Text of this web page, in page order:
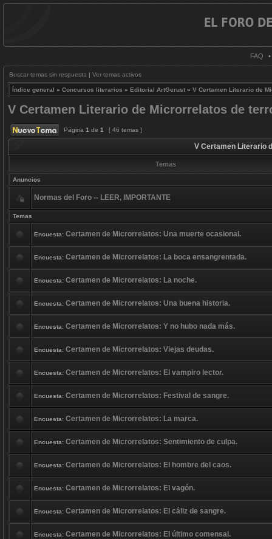
FAQ •
Buscar temas sin respuesta | Ver temas activos
Índice general » Concursos literarios » Editorial ArtGerust » V Certamen Literario de
V Certamen Literario de Microrrelatos de
Página 1 de 1 [ 46 temas ]
V Certamen Literario
Temas
Anuncios
Normas del Foro -- LEER, IMPORTANTE
Temas
Encuesta: Certamen de Microrrelatos: Una muerte ocasional.
Encuesta: Certamen de Microrrelatos: La boca ensangrentada.
Encuesta: Certamen de Microrrelatos: La noche.
Encuesta: Certamen de Microrrelatos: Una buena historia.
Encuesta: Certamen de Microrrelatos: Y no hubo nada más.
Encuesta: Certamen de Microrrelatos: Viejas deudas.
Encuesta: Certamen de Microrrelatos: El vampiro lector.
Encuesta: Certamen de Microrrelatos: Festival de sangre.
Encuesta: Certamen de Microrrelatos: La marca.
Encuesta: Certamen de Microrrelatos: Sentimiento de culpa.
Encuesta: Certamen de Microrrelatos: El hombre del caos.
Encuesta: Certamen de Microrrelatos: El vagón.
Encuesta: Certamen de Microrrelatos: El cáliz de sangre.
Encuesta: Certamen de Microrrelatos: El último comensal.